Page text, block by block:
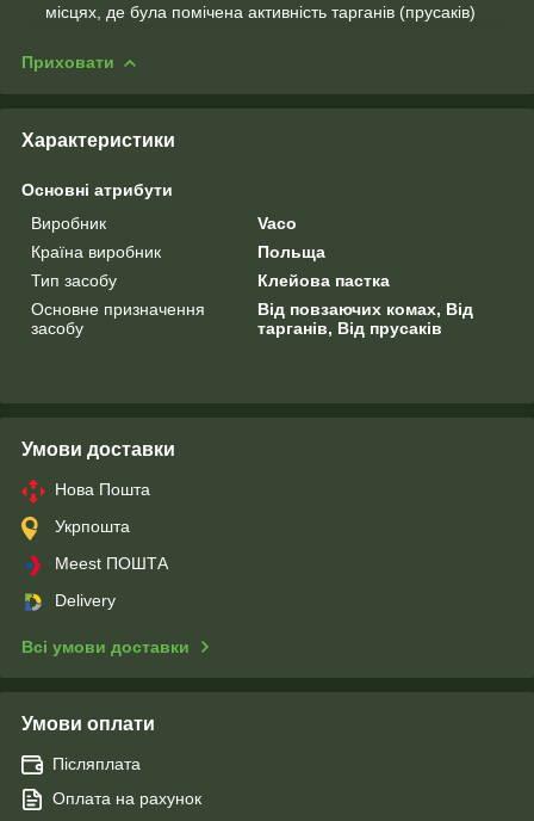
місцях, де була помічена активність тарганів (прусаків)
Приховати
Характеристики
Основні атрибути
Виробник
Vaco
Країна виробник
Польща
Тип засобу
Клейова пастка
Основне призначення
засобу
Від повзаючих комах, Від
тарганів, Від прусаків
Умови доставки
Нова Пошта
Укрпошта
Meest ПОШТА
Delivery
Всі умови доставки
Умови оплати
Післяплата
Оплата на рахунок